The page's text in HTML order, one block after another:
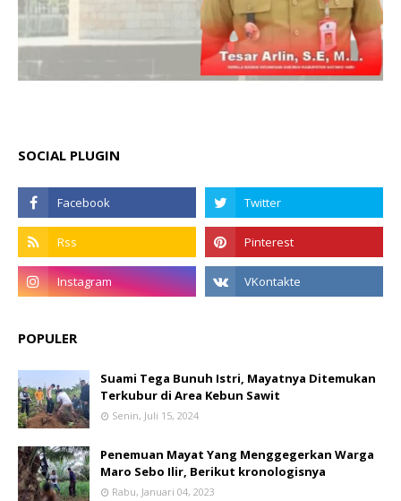
SOCIAL PLUGIN
POPULER
Suami Tega Bunuh Istri, Mayatnya Ditemukan
Terkubur di Area Kebun Sawit
Senin, Juli 15, 2024
Penemuan Mayat Yang Menggegerkan Warga
Maro Sebo Ilir, Berikut kronologisnya
Rabu, Januari 04, 2023